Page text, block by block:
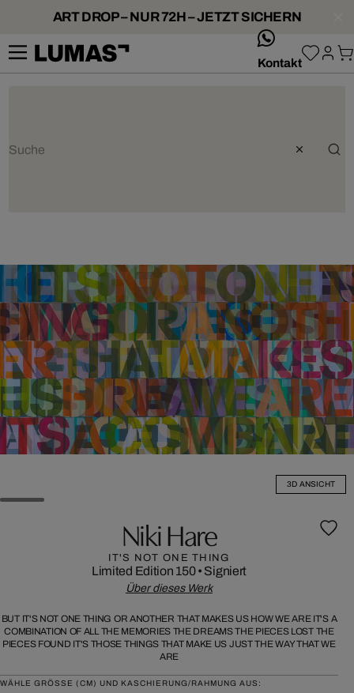
ART DROP – NUR 72H – JETZT SICHERN
Kontakt
3D ANSICHT
Niki Hare
IT'S NOT ONE THING
Limited Edition 150• Signiert
Über dieses Werk
BUT IT'S NOT ONE THING OR ANOTHER THAT MAKES US HOW WE ARE IT'S A
COMBINATION OF ALL THE MEMORIES THE DREAMS THE PIECES LOST THE
PIECES FOUND IT'S THOSE THINGS THAT MAKE US JUST THE WAY THAT WE
ARE
WÄHLE GRÖSSE (CM) UND KASCHIERUNG/RAHMUNG AUS: